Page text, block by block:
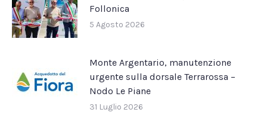
Follonica
5 Agosto 2026
Monte Argentario, manutenzione
urgente sulla dorsale Terrarossa –
Nodo Le Piane
31 Luglio 2026